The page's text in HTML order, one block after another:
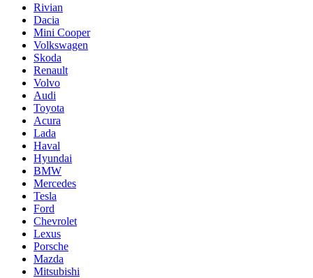
Rivian
Dacia
Mini Cooper
Volkswagen
Skoda
Renault
Volvo
Audi
Toyota
Acura
Lada
Haval
Hyundai
BMW
Mercedes
Tesla
Ford
Chevrolet
Lexus
Porsche
Mazda
Mitsubishi